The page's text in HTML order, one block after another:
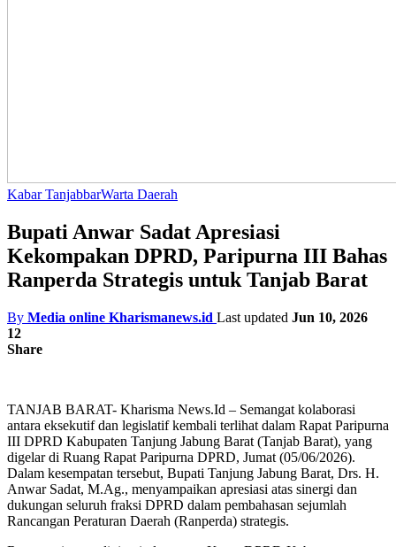
Kabar TanjabbarWarta Daerah
Bupati Anwar Sadat Apresiasi
Kekompakan DPRD, Paripurna III Bahas
Ranperda Strategis untuk Tanjab Barat
By Media online Kharismanews.id Last updated Jun 10, 2026
12
Share
TANJAB BARAT- Kharisma News.Id – Semangat kolaborasi
antara eksekutif dan legislatif kembali terlihat dalam Rapat Paripurna
III DPRD Kabupaten Tanjung Jabung Barat (Tanjab Barat), yang
digelar di Ruang Rapat Paripurna DPRD, Jumat (05/06/2026).
Dalam kesempatan tersebut, Bupati Tanjung Jabung Barat, Drs. H.
Anwar Sadat, M.Ag., menyampaikan apresiasi atas sinergi dan
dukungan seluruh fraksi DPRD dalam pembahasan sejumlah
Rancangan Peraturan Daerah (Ranperda) strategis.